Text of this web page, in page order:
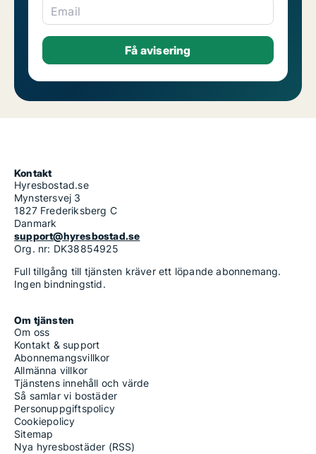
Email
Kontakt
Hyresbostad.se
Mynstersvej 3
1827 Frederiksberg C
Danmark
support@hyresbostad.se
Org. nr: DK38854925
Full tillgång till tjänsten kräver ett löpande abonnemang.
Ingen bindningstid.
Om tjänsten
Om oss
Kontakt & support
Abonnemangsvillkor
Allmänna villkor
Tjänstens innehåll och värde
Så samlar vi bostäder
Personuppgiftspolicy
Cookiepolicy
Sitemap
Nya hyresbostäder (RSS)